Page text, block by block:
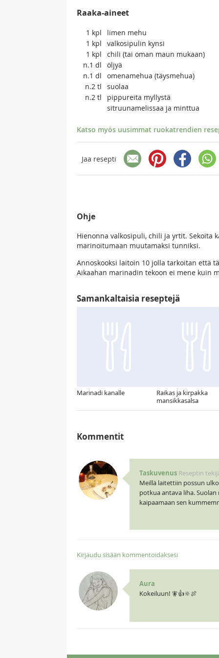
Raaka-aineet
1 kpl
limen mehu
1 kpl
valkosipulin kynsi
1 kpl
chili (tai oman maun mukaan)
n.1 dl
öljyä
n.1 dl
omenamehua (täysmehua)
n.2 tl
suolaa
n.2 tl
pippureita myllystä
sitruunamelissaa ja minttua
Katso myös uusimmat ruokatrendien
Jaa resepti
Ohje
Hienonna valkosipuli, chili ja yrtit. Sekoita
marinoitumaan muutamaksi tunniksi.
Annoskooksi laitoin 10 jolla tarkoitan että
Aikaahan marinadin tekoon ei mene kuin
Samankaltaisia reseptejä
Marinadi kanalle
Raikas ja kirpakka
mansikkasalsa
Kommentit
Taskuvenus Reseptin
Meillä laitettiin possun
potkua antava liha.
kaipaamaan sen
Kirjaudu sisään kommentoidaksesi
Aura
Kokeiluun! 🧚👍🔆🍖